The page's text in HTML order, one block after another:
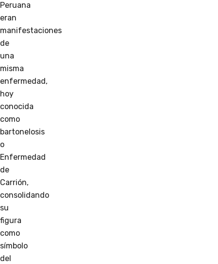
Peruana
eran
manifestaciones
de
una
misma
enfermedad,
hoy
conocida
como
bartonelosis
o
Enfermedad
de
Carrión,
consolidando
su
figura
como
símbolo
del